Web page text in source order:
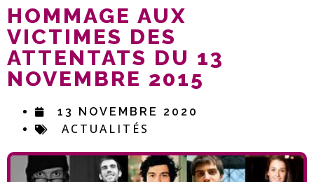
HOMMAGE AUX
VICTIMES DES
ATTENTATS DU 13
NOVEMBRE 2015
13 NOVEMBRE 2020
ACTUALITÉS